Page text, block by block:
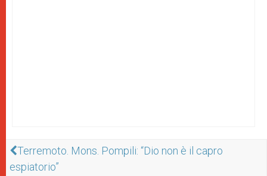
Terremoto. Mons. Pompili: “Dio non è il capro
espiatorio”